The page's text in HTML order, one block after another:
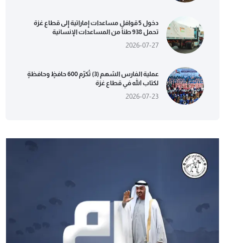
دخول 5 قوافل مساعدات إماراتية إلى قطاع غزة
تحمل 938 طناً من المساعدات الإنسانية
2026-07-27
عملية الفارس الشهم (3) تُكرّم 600 حافظٍ وحافظةٍ
لكتاب الله في قطاع غزة
2026-07-23